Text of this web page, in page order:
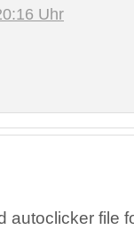
Uhr
autoclicker file